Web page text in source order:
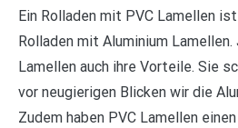
Ein Rolladen mit PVC Lamellen
Rolladen mit Aluminium
Lamellen auch ihre Vorteile. Sie
vor neugierigen Blicken wir die
Zudem haben PVC Lamellen